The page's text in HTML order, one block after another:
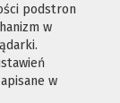
podstron
w
w